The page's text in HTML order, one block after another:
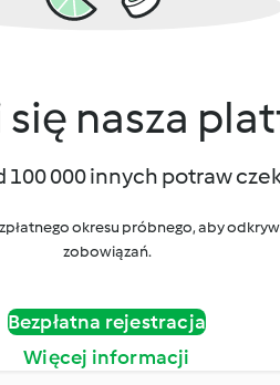
się nasza
100 000 innych potraw
okresu próbnego, aby
zobowiązań.
Bezpłatna rejestracja
Więcej informacji